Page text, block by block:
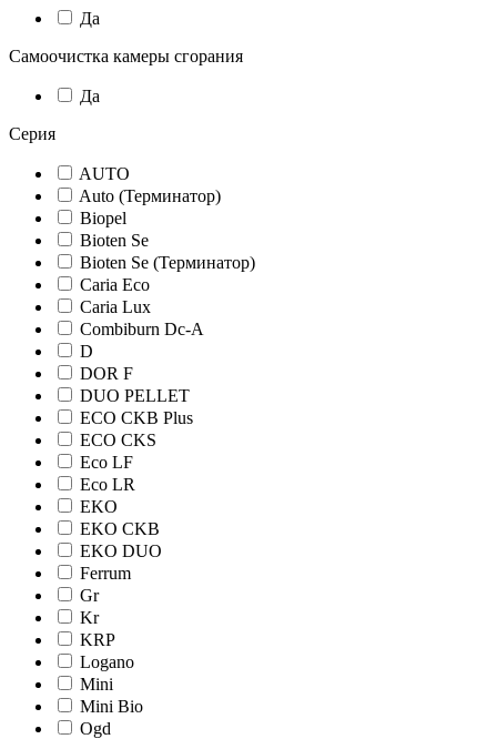
Да
Самоочистка камеры сгорания
Да
Серия
AUTO
Auto (Терминатор)
Biopel
Bioten Se
Bioten Se (Терминатор)
Caria Eco
Caria Lux
Combiburn Dc-A
D
DOR F
DUO PELLET
ECO CKB Plus
ECO CKS
Eco LF
Eco LR
EKO
EKO CKB
EKO DUO
Ferrum
Gr
Kr
KRP
Logano
Mini
Mini Bio
Ogd